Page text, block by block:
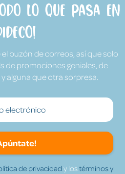
lo que pasa en
buzón de correos, así que solo
de promociones geniales, de
alguna que otra sorpresa.
de privacidad y lostérminos y